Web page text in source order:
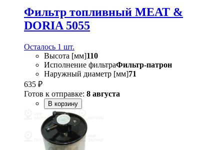
Фильтр топливный MEAT &
DORIA 5055
Осталось 1 шт.
Высота [мм]110
Исполнение фильтраФильтр-патрон
Наружный диаметр [мм]71
635 ₽
Готов к отправке: 8 августа
В корзину